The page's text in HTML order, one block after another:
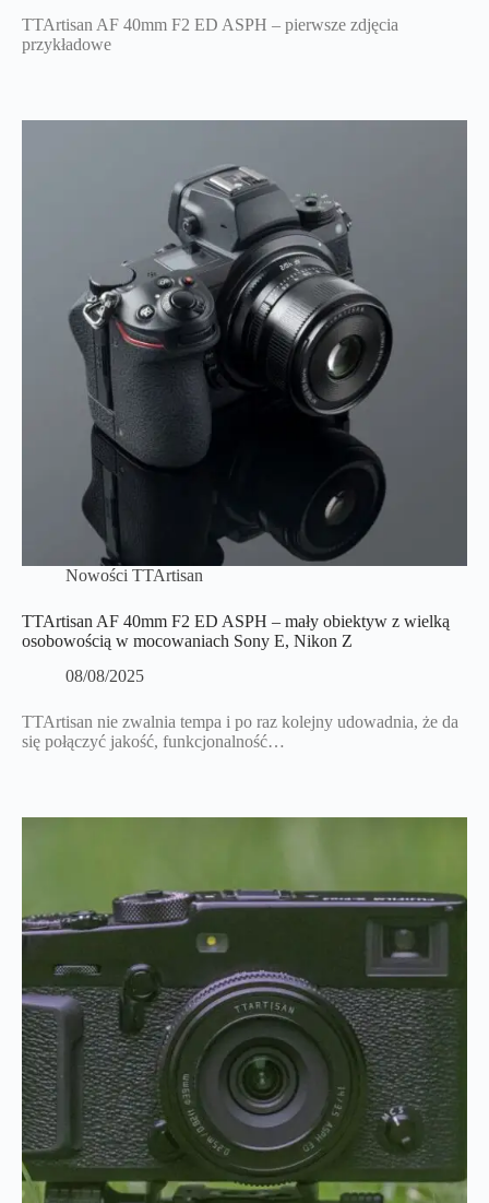
TTArtisan AF 40mm F2 ED ASPH – pierwsze zdjęcia
przykładowe
Nowości TTArtisan
TTArtisan AF 40mm F2 ED ASPH – mały obiektyw z wielką
osobowością w mocowaniach Sony E, Nikon Z
08/08/2025
TTArtisan nie zwalnia tempa i po raz kolejny udowadnia, że da
się połączyć jakość, funkcjonalność…